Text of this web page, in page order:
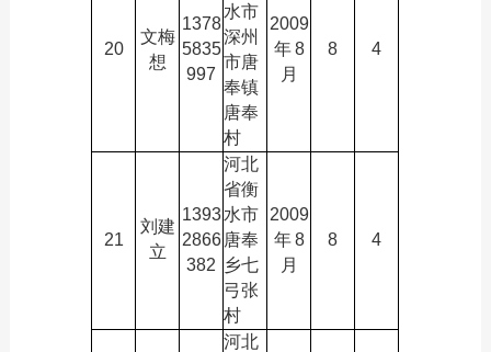
20
文梅
想
1378
5835
997
水市
深州
市唐
奉镇
唐奉
村
2009
年8
月
8 4
21
刘建
立
1393
2866
382
河北
省衡
水市
唐奉
乡七
弓张
村
2009
年8
月
8 4
河北